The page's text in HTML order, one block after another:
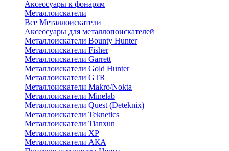
Аксессуары к фонарям
Металлоискатели
Все Металлоискатели
Аксессуары для металлопоискателей
Металлоискатели Bounty Hunter
Металлоискатели Fisher
Металлоискатели Garrett
Металлоискатели Gold Hunter
Металлоискатели GTR
Металлоискатели Makro/Nokta
Металлоискатели Minelab
Металлоискатели Quest (Deteknix)
Металлоискатели Teknetics
Металлоискатели Tianxun
Металлоискатели XP
Металлоискатели АКА